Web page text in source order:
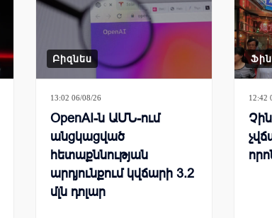
Բիզնես
13:02 06/08/26
OpenAI-ն ԱՄՆ-ում
անցկացված
հետաքննության
արդյունքում կվճարի 3.2
մլն դոլար
12:42